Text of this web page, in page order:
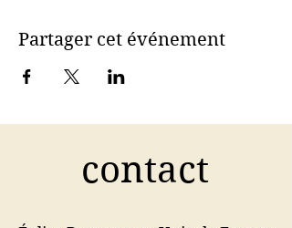
Partager cet événement
contact